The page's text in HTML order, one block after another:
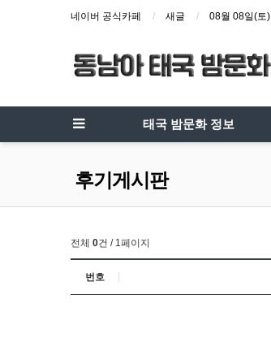
네이버 공식카페 새글 08월 08일(토)
태국 밤문화 정보
후기게시판
전체 0건 / 1페이지
번호